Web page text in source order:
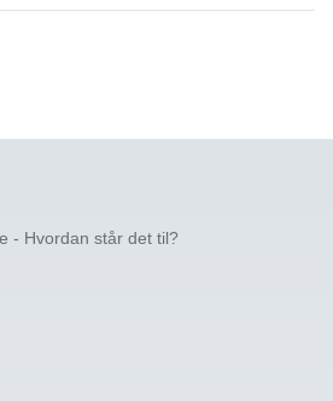
- Hvordan står det til?